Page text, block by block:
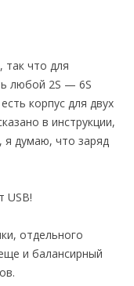
что для
любой 2S — 6S
корпус для двух
в инструкции,
я думаю, что заряд
USB!
отдельного
и балансирный